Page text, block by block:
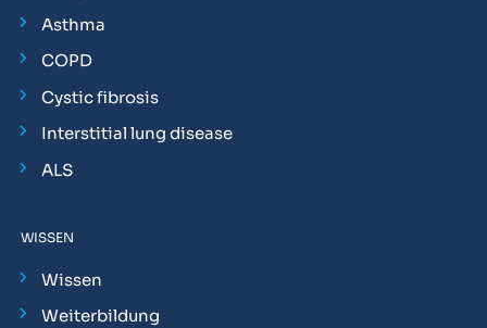
Asthma
COPD
Cystic fibrosis
Interstitial lung disease
ALS
WISSEN
Wissen
Weiterbildung